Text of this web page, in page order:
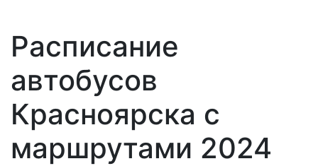
Расписание
автобусов
Красноярска с
маршрутами 2024